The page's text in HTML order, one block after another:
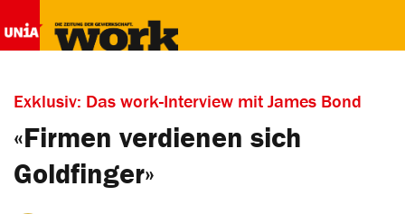
Exklusiv: Das work-Interview mit James Bond
«Firmen verdienen sich
Goldfinger»